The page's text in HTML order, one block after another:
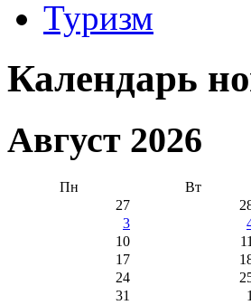
Туризм
Календарь
Август 2026
Пн Вт
27
3
10
11
17
24
31
1